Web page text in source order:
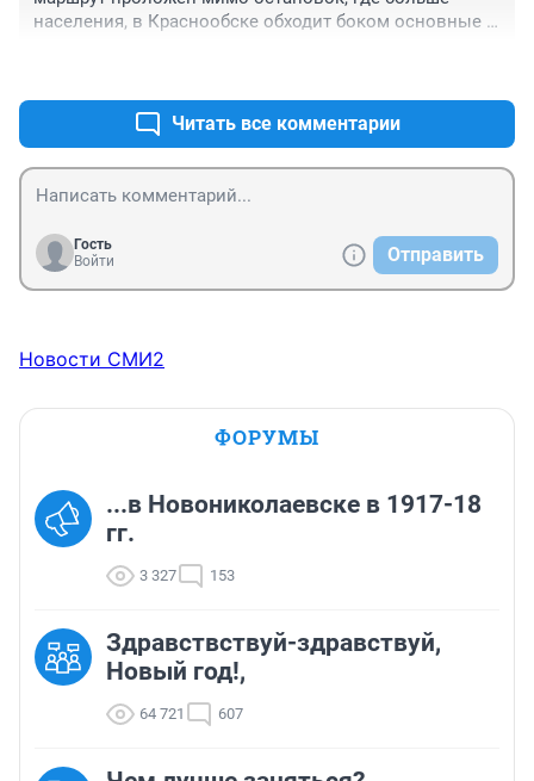
населения, в Краснообске обходит боком основные
Который забивается народом в Краснообске, на гэсе,
на шлюзе. Потому что идет там, где люди ждут
автобуса.
Читать все комментарии
Гость
Войти
Отправить
Новости СМИ2
ФОРУМЫ
...в Новониколаевске в 1917-18
гг.
3 327 153
Здравствствуй-здравствуй,
Новый год!,
64 721 607